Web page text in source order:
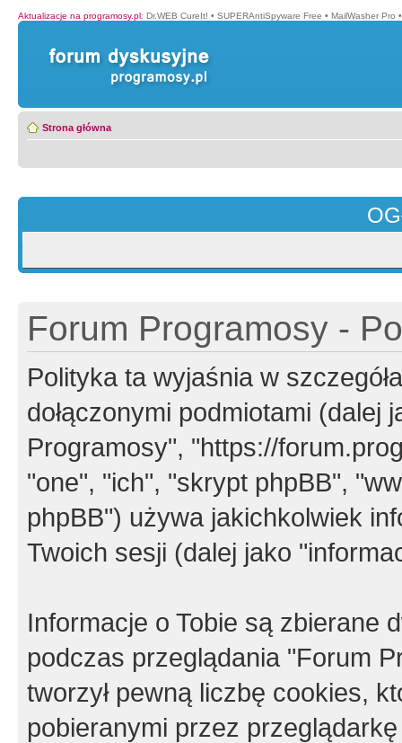
Aktualizacje na programosy.pl: Dr.WEB CureIt! • SUPERAntiSpyware Free • MailWasher Pro
Strona główna
Forum Programosy -
Polityka ta wyjaśnia w
dołączonymi podmiotami (dalej
Programosy", "https://
"one", "ich", "skrypt phpBB",
phpBB") używa jakichkolwiek
Twoich sesji (dalej jako
Informacje o Tobie są zbierane
podczas przeglądania "Forum
tworzył pewną liczbę cookies,
pobieranymi przez